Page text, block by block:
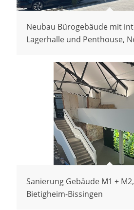
Neubau Bürogebäude mit
Lagerhalle und Penthouse,
Sanierung Gebäude M1 +
Bietigheim-Bissingen